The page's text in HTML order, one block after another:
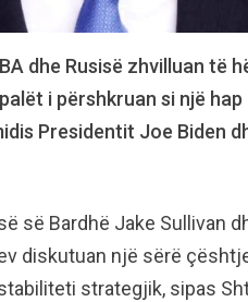
dhe Rusisë zhvilluan të
i përshkruan si një hap
Presidentit Joe Biden
së Bardhë Jake Sullivan
diskutuan një sërë
strategjik, sipas